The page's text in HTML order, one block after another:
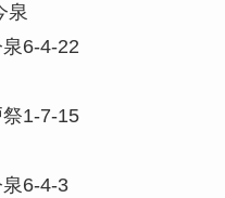
泉
6-4-22
1-7-15
6-4-3